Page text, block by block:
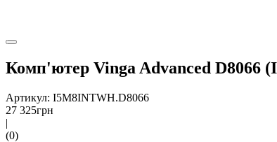
Комп'ютер Vinga Advanced D8066
Артикул: I5M8INTWH.D8066
27 325грн
|
(0)